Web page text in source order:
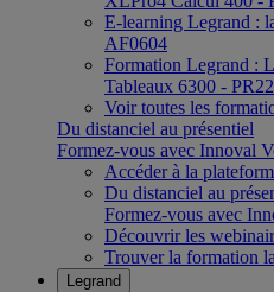
E-learning Legrand :
AF0604
Formation Legrand :
Tableaux 6300 -
Voir toutes les
Du distanciel au présentiel
Formez-vous avec Innoval
Accéder à la
Du distanciel au
Formez-vous avec
Découvrir les
Trouver la formation
Legrand